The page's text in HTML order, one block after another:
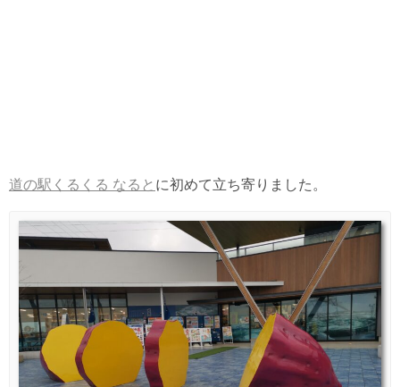
道の駅くるくる なると に初めて立ち寄りました。